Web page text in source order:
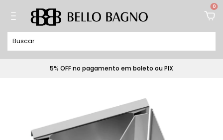
0
5% OFF no pagamento em boleto ou PIX